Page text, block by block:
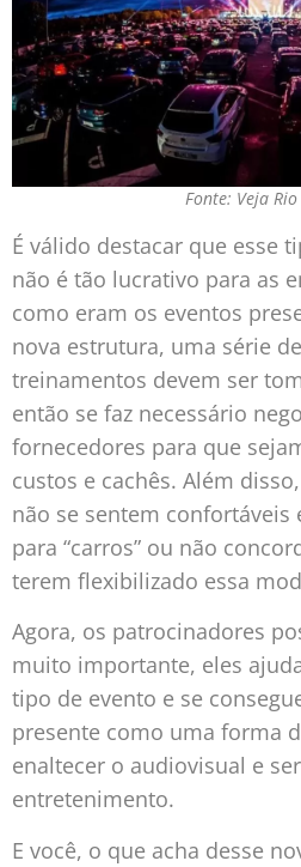
Fonte: Veja
É válido destacar que esse
não é tão lucrativo para as
como eram os eventos
nova estrutura, uma série
treinamentos devem ser
então se faz necessário
fornecedores para que
custos e cachês. Além
não se sentem
para “carros” ou não
terem flexibilizado essa
Agora, os patrocinadores
muito importante, eles
tipo de evento e se
presente como uma forma
enaltecer o audiovisual e
entretenimento.
E você, o que acha desse